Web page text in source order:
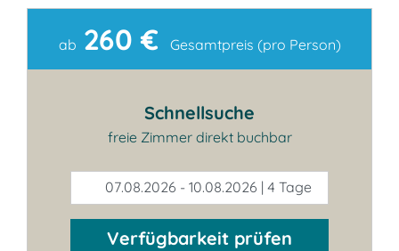
Kontakt
ab 260 € Gesamtpreis (pro Person)
Schnellsuche
freie Zimmer direkt buchbar
07.08.2026 - 10.08.2026 | 4 Tage
Verfügbarkeit prüfen